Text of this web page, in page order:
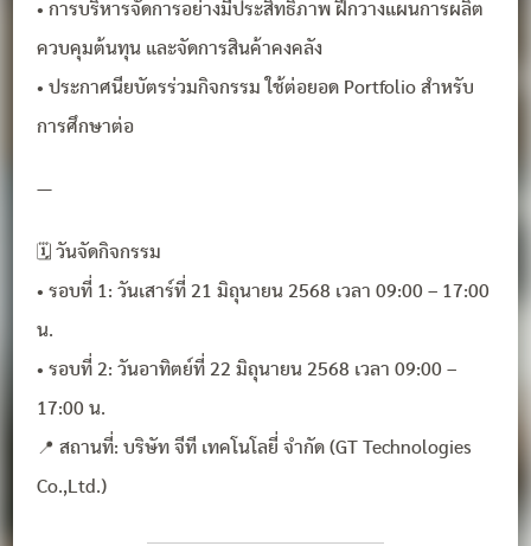
• การบริหารจัดการอย่างมีประสิทธิภาพ ฝึกวางแผนการผลิต
ควบคุมต้นทุน และจัดการสินค้าคงคลัง
• ประกาศนียบัตรร่วมกิจกรรม ใช้ต่อยอด Portfolio สำหรับ
การศึกษาต่อ
—
🗓️ วันจัดกิจกรรม
• รอบที่ 1: วันเสาร์ที่ 21 มิถุนายน 2568 เวลา 09:00 – 17:00
น.
• รอบที่ 2: วันอาทิตย์ที่ 22 มิถุนายน 2568 เวลา 09:00 –
17:00 น.
📍 สถานที่: บริษัท จีที เทคโนโลยี่ จำกัด (GT Technologies
Co.,Ltd.)